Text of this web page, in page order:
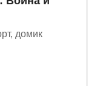
домик